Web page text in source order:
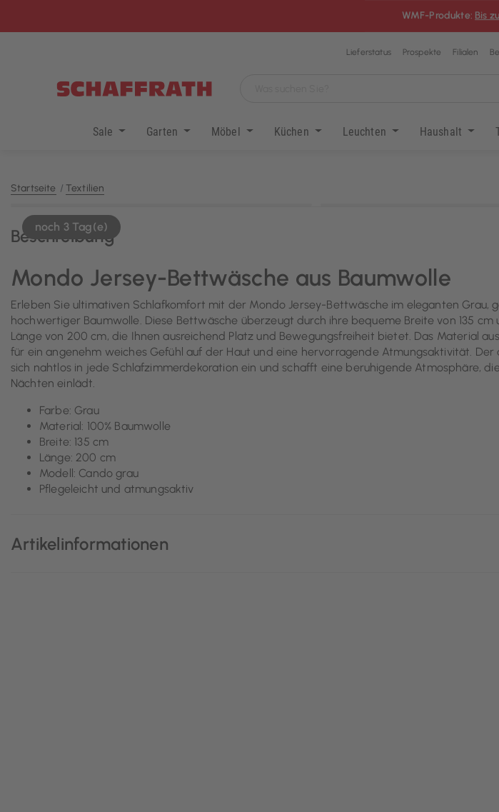
Abverkauf inRatingen:
Lieferstatus Prospekte Filialen
Sale Garten Möbel Küchen Leuchten Haushalt
Startseite Textilien
noch 3 Tag(e)
Beschreibung
Mondo Jersey-Bettwäsche aus Baumwolle
Erleben Sie ultimativen Schlafkomfort mit der Mondo Jersey-Bettwäsche im eleganten Grau,
hochwertiger Baumwolle. Diese Bettwäsche überzeugt durch ihre bequeme Breite von 135 cm
Länge von 200 cm, die Ihnen ausreichend Platz und Bewegungsfreiheit bietet. Das Material
für ein angenehm weiches Gefühl auf der Haut und eine hervorragende Atmungsaktivität.
sich nahtlos in jede Schlafzimmerdekoration ein und schafft eine beruhigende Atmosphäre,
Nächten einlädt.
Farbe: Grau
Material: 100% Baumwolle
Breite: 135 cm
Länge: 200 cm
Modell: Cando grau
Pflegeleicht und atmungsaktiv
Artikelinformationen